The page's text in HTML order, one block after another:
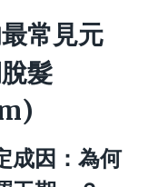
常見元
髮
成因：為何